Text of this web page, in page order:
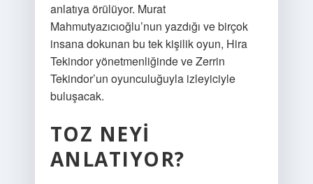
anlatıya örülüyor. Murat
Mahmutyazıcıoğlu’nun yazdığı ve birçok
insana dokunan bu tek kişilik oyun, Hira
Tekindor yönetmenliğinde ve Zerrin
Tekindor’un oyunculuğuyla izleyiciyle
buluşacak.
TOZ NEYI
ANLATIYOR?